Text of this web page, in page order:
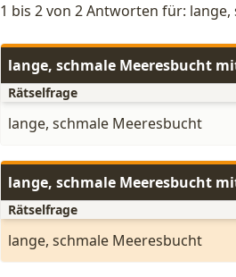
1 bis 2 von 2 Antworten für:
lange, schmale Meeresbucht
Rätselfrage
lange, schmale Meeresbucht
lange, schmale Meeresbucht
Rätselfrage
lange, schmale Meeresbucht